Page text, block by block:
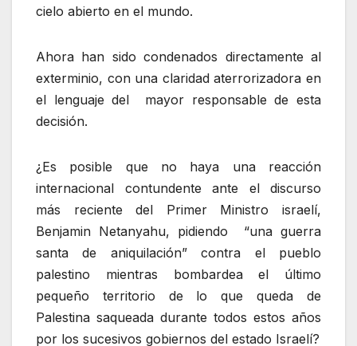
cielo abierto en el mundo.
Ahora han sido condenados directamente al
exterminio, con una claridad aterrorizadora en
el lenguaje del mayor responsable de esta
decisión.
¿Es posible que no haya una reacción
internacional contundente ante el discurso
más reciente del Primer Ministro israelí,
Benjamin Netanyahu, pidiendo “una guerra
santa de aniquilación” contra el pueblo
palestino mientras bombardea el último
pequeño territorio de lo que queda de
Palestina saqueada durante todos estos años
por los sucesivos gobiernos del estado Israelí?